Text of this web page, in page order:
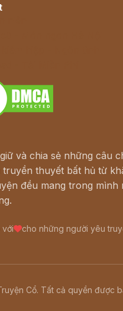
và chia sẻ những câu
truyền thuyết bất hủ từ
đều mang trong mình
cho những người yêu
Cổ. Tất cả quyền được